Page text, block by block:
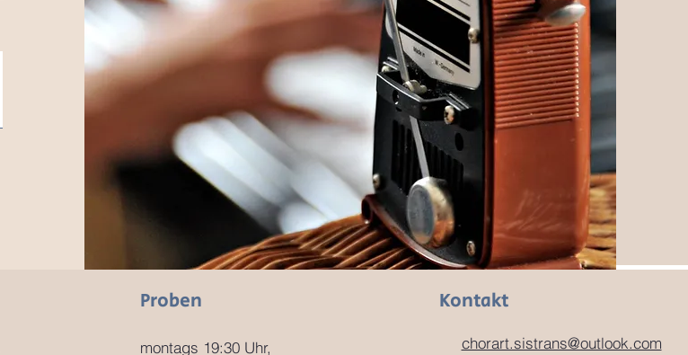
Proben
montags 19:30 Uhr,
Kontakt
chorart.sistrans@outlook.com